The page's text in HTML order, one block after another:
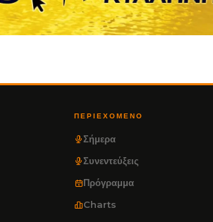
ΠΕΡΙΕΧΌΜΕΝΟ
Σήμερα
Συνεντεύξεις
Πρόγραμμα
Charts